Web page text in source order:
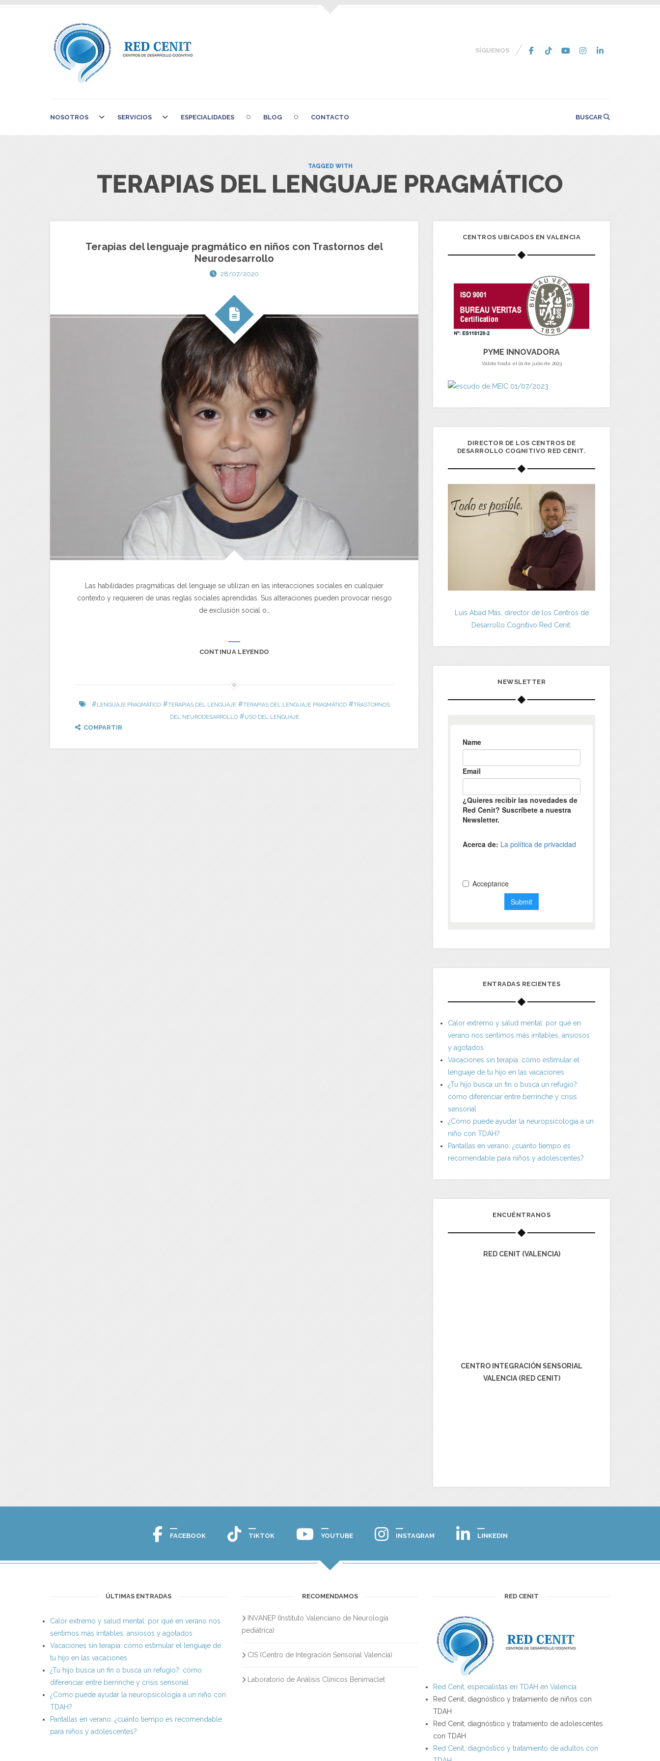
SÍGUENOS
NOSOTROS SERVICIOS ESPECIALIDADES BLOG CONTACTO BUSCAR
TAGGED WITH
TERAPIAS DEL LENGUAJE PRAGMÁTICO
Terapias del lenguaje pragmático en niños con Trastornos del
Neurodesarrollo
28/07/2020
Las habilidades pragmáticas del lenguaje se utilizan en las interacciones sociales en cualquier
contexto y requieren de unas reglas sociales aprendidas. Sus alteraciones pueden provocar riesgo
de exclusión social o…
CONTINUA LEYENDO
#LENGUAJE PRAGMÁTICO#TERAPIAS DEL LENGUAJE#TERAPIAS DEL LENGUAJE PRAGMÁTICO#TRASTORNOS
DEL NEURODESARROLLO#USO DEL LENGUAJE
COMPARTIR
CENTROS UBICADOS EN VALENCIA
PYME INNOVADORA
Válido hasta el 01 de julio de 2023
DIRECTOR DE LOS CENTROS DE
DESARROLLO COGNITIVO RED CENIT.
Luis Abad Más, director de los Centros de
Desarrollo Cognitivo Red Cenit.
NEWSLETTER
ENTRADAS RECIENTES
Calor extremo y salud mental: por qué en
verano nos sentimos más irritables, ansiosos
y agotados
Vacaciones sin terapia: cómo estimular el
lenguaje de tu hijo en las vacaciones
¿Tu hijo busca un fin o busca un refugio?:
cómo diferenciar entre berrinche y crisis
sensorial
¿Cómo puede ayudar la neuropsicología a un
niño con TDAH?
Pantallas en verano: ¿cuánto tiempo es
recomendable para niños y adolescentes?
ENCUÉNTRANOS
RED CENIT (VALENCIA)
CENTRO INTEGRACIÓN SENSORIAL
VALENCIA (RED CENIT)
FACEBOOK TIKTOK YOUTUBE INSTAGRAM LINKEDIN
ÚLTIMAS ENTRADAS
Calor extremo y salud mental: por qué en verano nos
sentimos más irritables, ansiosos y agotados
Vacaciones sin terapia: cómo estimular el lenguaje de
tu hijo en las vacaciones
¿Tu hijo busca un fin o busca un refugio?: cómo
diferenciar entre berrinche y crisis sensorial
¿Cómo puede ayudar la neuropsicología a un niño con
TDAH?
Pantallas en verano: ¿cuánto tiempo es recomendable
para niños y adolescentes?
RECOMENDAMOS
INVANEP (Instituto Valenciano de Neurología
pediátrica)
CIS (Centro de Integración Sensorial Valencia)
Laboratorio de Análisis Clínicos Benimaclet
RED CENIT
Red Cenit, especialistas en TDAH en Valencia
Red Cenit, diagnóstico y tratamiento de niños con
TDAH
Red Cenit, diagnóstico y tratamiento de adolescentes
con TDAH
Red Cenit, diagnóstico y tratamiento de adultos con